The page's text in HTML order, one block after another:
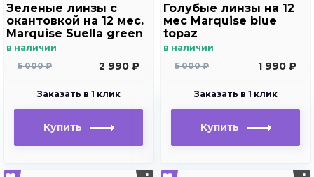
Зеленые линзы c
окантовкой на 12 мес.
Marquise Suella green
для светлых глаз
в наличии
5 000 ₽
2 990 ₽
Заказать в 1 клик
Голубые линзы на 12
мес Marquise blue
topaz
в наличии
5 000 ₽
1 990 ₽
Заказать в 1 клик